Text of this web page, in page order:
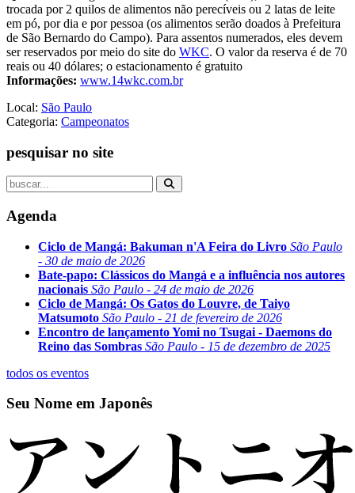
trocada por 2 quilos de alimentos não perecíveis ou 2 latas de leite
em pó, por dia e por pessoa (os alimentos serão doados à Prefeitura
de São Bernardo do Campo). Para assentos numerados, eles devem
ser reservados por meio do site do WKC. O valor da reserva é de 70
reais ou 40 dólares; o estacionamento é gratuito
Informações: www.14wkc.com.br
Local: São Paulo
Categoria: Campeonatos
pesquisar no site
Agenda
Ciclo de Mangá: Bakuman n'A Feira do Livro São Paulo
- 30 de maio de 2026
Bate-papo: Clássicos do Mangá e a influência nos autores
nacionais São Paulo - 24 de maio de 2026
Ciclo de Mangá: Os Gatos do Louvre, de Taiyo
Matsumoto São Paulo - 21 de fevereiro de 2026
Encontro de lançamento Yomi no Tsugai - Daemons do
Reino das Sombras São Paulo - 15 de dezembro de 2025
todos os eventos
Seu Nome em Japonês